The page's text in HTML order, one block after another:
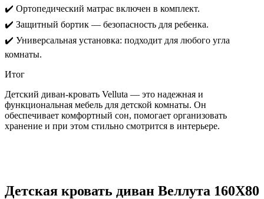
✔️ Ортопедический матрас включен в комплект.
✔️ Защитный бортик — безопасность для ребенка.
✔️ Универсальная установка: подходит для любого угла
комнаты.
Итог
Детский диван-кровать Velluta — это надежная и
функциональная мебель для детской комнаты. Он
обеспечивает комфортный сон, помогает организовать
хранение и при этом стильно смотрится в интерьере.
Детская кровать диван Веллута 160Х80